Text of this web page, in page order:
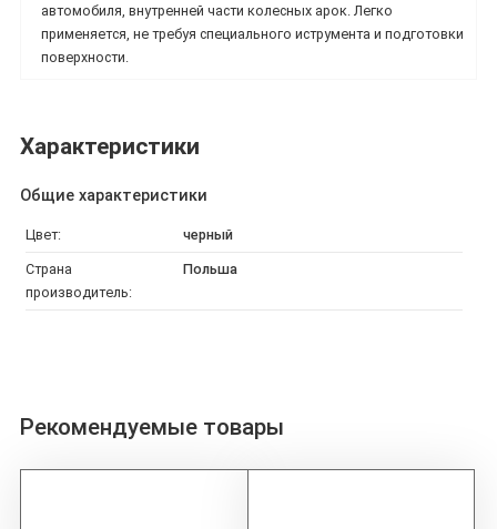
автомобиля, внутренней части колесных арок. Легко
применяется, не требуя специального иструмента и подготовки
поверхности.
Характеристики
Общие характеристики
Цвет: черный
Страна
производитель:
Польша
Рекомендуемые товары